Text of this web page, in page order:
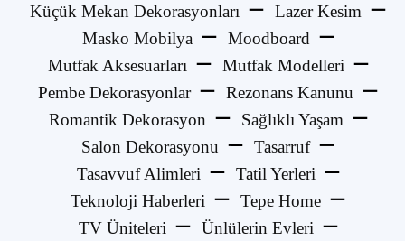
Küçük Mekan Dekorasyonları
Lazer Kesim
Masko Mobilya
Moodboard
Mutfak Aksesuarları
Mutfak Modelleri
Pembe Dekorasyonlar
Rezonans Kanunu
Romantik Dekorasyon
Sağlıklı Yaşam
Salon Dekorasyonu
Tasarruf
Tasavvuf Alimleri
Tatil Yerleri
Teknoloji Haberleri
Tepe Home
TV Üniteleri
Ünlülerin Evleri